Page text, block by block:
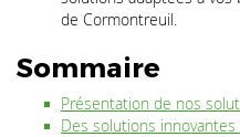
de Cormontreuil.
Sommaire
Présentation de nos
Des solutions